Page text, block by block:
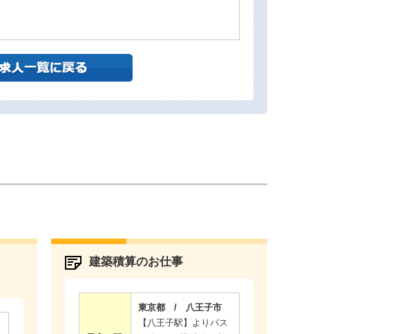
建築積算のお仕事
東京都 / 八王子市
【八王子駅】よりバス